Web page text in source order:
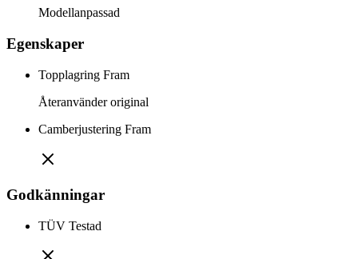
Modellanpassad
Egenskaper
Topplagring Fram
Återanvänder original
Camberjustering Fram
Godkänningar
TÜV Testad